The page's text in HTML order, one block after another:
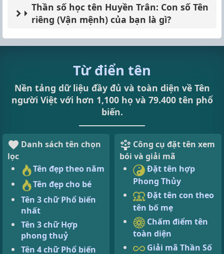
Thần số học tên Huyền Trân: Con số Tên
riêng (Vận mệnh) của bạn là gì?
Từ điển tên
Nền tảng dữ liệu đầy đủ và toàn diện về Tên
người Việt với hơn 1,100 họ và 79.400 tên phổ
biến.
Danh sách tên chọn
lọc
Tên đẹp theo năm
Tên đẹp cho bé
Tên 3 chữ Phổ biến
nhất
Tên 3 chữ Hợp
phong thuỷ
Tên 4 chữ Phổ biến
Công cụ đặt tên xem
bói và giải mã
Đặt tên hợp
Phong Thủy
Đặt tên con theo
tên bố mẹ
Chấm điểm tên
toàn diện
Giải mã Thần Số